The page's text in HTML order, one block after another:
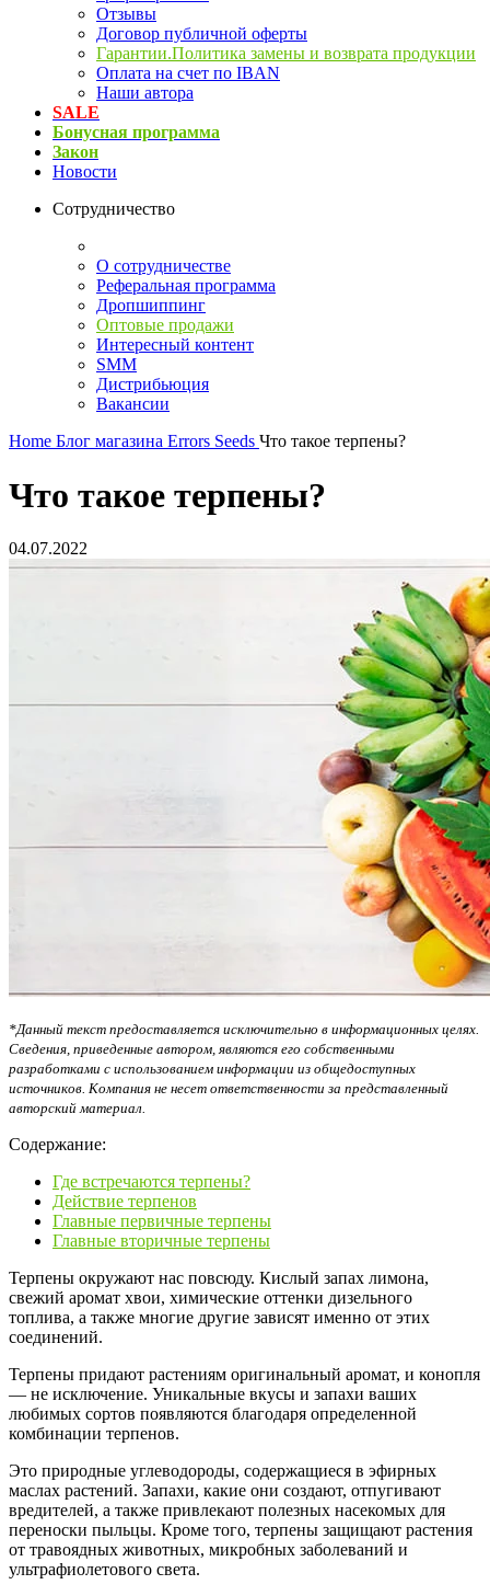
Отзывы
Договор публичной оферты
Гарантии.Политика замены и возврата продукции
Оплата на счет по IBAN
Наши автора
SALE
Бонусная программа
Закон
Новости
Сотрудничество
О сотрудничестве
Реферальная программа
Дропшиппинг
Оптовые продажи
Интересный контент
SMM
Дистрибьюция
Вакансии
Home Блог магазина Errors Seeds Что такое терпены?
Что такое терпены?
04.07.2022
*Данный текст предоставляется исключительно в информационных целях.
Сведения, приведенные автором, являются его собственными
разработками с использованием информации из общедоступных
источников. Компания не несет ответственности за представленный
авторский материал.
Содержание:
Где встречаются терпены?
Действие терпенов
Главные первичные терпены
Главные вторичные терпены
Терпены окружают нас повсюду. Кислый запах лимона,
свежий аромат хвои, химические оттенки дизельного
топлива, а также многие другие зависят именно от этих
соединений.
Терпены придают растениям оригинальный аромат, и конопля
— не исключение. Уникальные вкусы и запахи ваших
любимых сортов появляются благодаря определенной
комбинации терпенов.
Это природные углеводороды, содержащиеся в эфирных
маслах растений. Запахи, какие они создают, отпугивают
вредителей, а также привлекают полезных насекомых для
переноски пыльцы. Кроме того, терпены защищают растения
от травоядных животных, микробных заболеваний и
ультрафиолетового света.